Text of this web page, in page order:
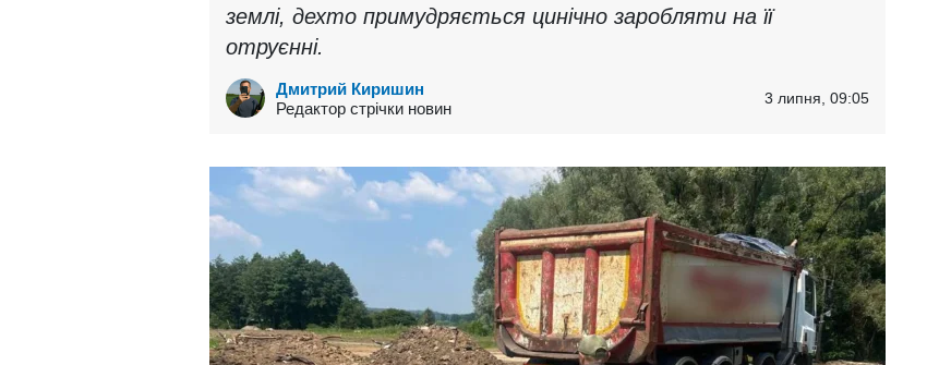
землі, дехто примудряється цинічно заробляти на її
отруєнні.
Дмитрий Киришин
Редактор стрічки новин
3 липня, 09:05